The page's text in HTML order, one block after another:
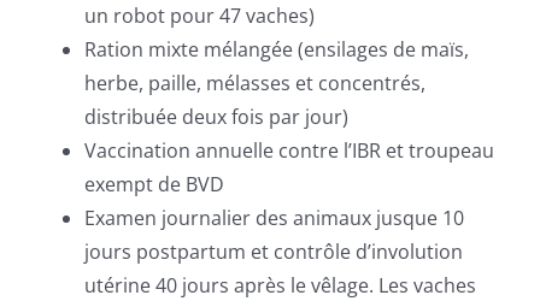
un robot pour 47 vaches)
Ration mixte mélangée (ensilages de maïs,
herbe, paille, mélasses et concentrés,
distribuée deux fois par jour)
Vaccination annuelle contre l’IBR et troupeau
exempt de BVD
Examen journalier des animaux jusque 10
jours postpartum et contrôle d’involution
utérine 40 jours après le vêlage. Les vaches